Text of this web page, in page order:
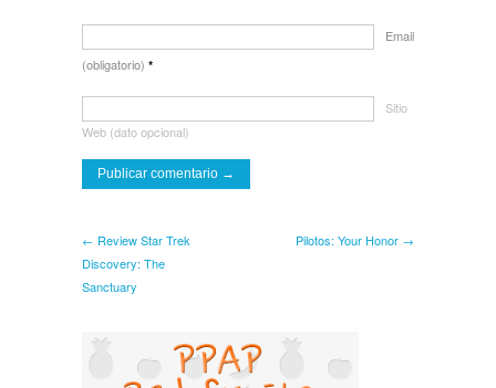
Email
(obligatorio) *
Sitio
Web (dato opcional)
← Review Star Trek
Discovery: The
Sanctuary
Pilotos: Your Honor →